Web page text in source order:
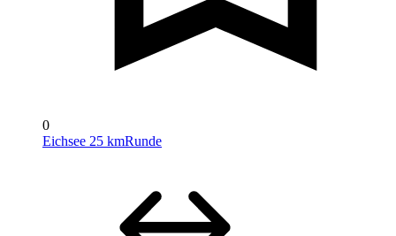
0
Eichsee 25 kmRunde